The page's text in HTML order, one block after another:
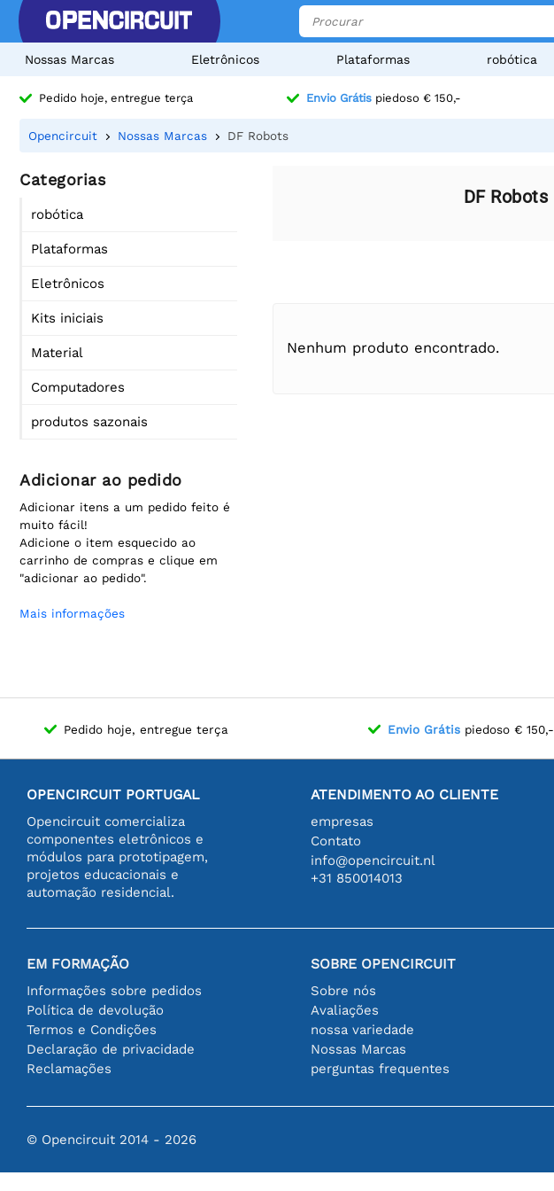
Nossas Marcas Eletrônicos Plataformas robótica
Pedido hoje, entregue terça Envio Grátispiedoso € 150,-
Opencircuit Nossas Marcas DF Robots
Categorias
robótica
Plataformas
Eletrônicos
Kits iniciais
Material
Computadores
produtos sazonais
Adicionar ao pedido
Adicionar itens a um pedido feito é
muito fácil!
Adicione o item esquecido ao
carrinho de compras e clique em
"adicionar ao pedido".
Mais informações
DF Robots
Nenhum produto encontrado.
Pedido hoje, entregue terça Envio Grátispiedoso € 150,-
OPENCIRCUIT PORTUGAL
Opencircuit comercializa
componentes eletrônicos e
módulos para prototipagem,
projetos educacionais e
automação residencial.
ATENDIMENTO AO CLIENTE
empresas
Contato
info@opencircuit.nl
+31 850014013
EM FORMAÇÃO
Informações sobre pedidos
Política de devolução
Termos e Condições
Declaração de privacidade
Reclamações
SOBRE OPENCIRCUIT
Sobre nós
Avaliações
nossa variedade
Nossas Marcas
perguntas frequentes
© Opencircuit 2014 - 2026